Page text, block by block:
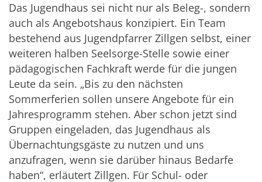
Das Jugendhaus sei nicht nur als Beleg-, sondern
auch als Angebotshaus konzipiert. Ein Team
bestehend aus Jugendpfarrer Zillgen selbst, einer
weiteren halben Seelsorge-Stelle sowie einer
pädagogischen Fachkraft werde für die jungen
Leute da sein. „Bis zu den nächsten
Sommerferien sollen unsere Angebote für ein
Jahresprogramm stehen. Aber schon jetzt sind
Gruppen eingeladen, das Jugendhaus als
Übernachtungsgäste zu nutzen und uns
anzufragen, wenn sie darüber hinaus Bedarfe
haben“, erläutert Zillgen. Für Schul- oder